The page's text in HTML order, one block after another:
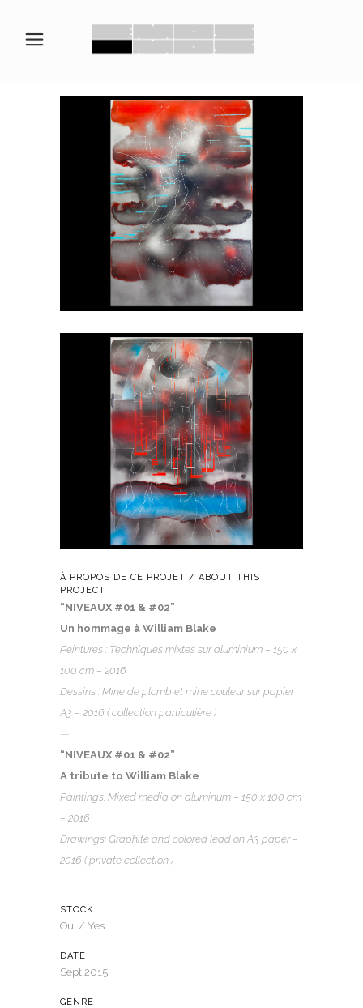
À PROPOS DE CE PROJET / ABOUT THIS
PROJECT
“NIVEAUX #01 & #02”
Un hommage à William Blake
Peintures : Techniques mixtes sur aluminium – 150 x
100 cm – 2016
Dessins : Mine de plomb et mine couleur sur papier
A3 – 2016 ( collection particulière )
—
“NIVEAUX #01 & #02”
A tribute to William Blake
Paintings: Mixed media on aluminum – 150 x 100 cm
– 2016
Drawings: Graphite and colored lead on A3 paper –
2016 ( private collection )
STOCK
Oui / Yes
DATE
Sept 2015
GENRE